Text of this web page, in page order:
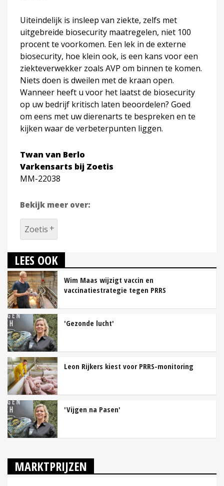
Uiteindelijk is insleep van ziekte, zelfs met
uitgebreide biosecurity maatregelen, niet 100
procent te voorkomen. Een lek in de externe
biosecurity, hoe klein ook, is een kans voor een
ziekteverwekker zoals AVP om binnen te komen.
Niets doen is dweilen met de kraan open.
Wanneer heeft u voor het laatst de biosecurity
op uw bedrijf kritisch laten beoordelen? Goed
om eens met uw dierenarts te bespreken en te
kijken waar de verbeterpunten liggen.
Twan van Berlo
Varkensarts bij Zoetis
MM-22038
Bekijk meer over:
Zoetis
LEES OOK
Wim Maas wijzigt vaccin en
vaccinatiestrategie tegen PRRS
'Gezonde lucht'
Leon Rijkers kiest voor PRRS-monitoring
'Vijgen na Pasen'
MARKTPRIJZEN